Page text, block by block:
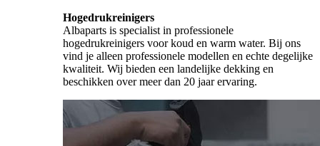
Hogedrukreinigers
Albaparts is specialist in professionele
hogedrukreinigers voor koud en warm water. Bij ons
vind je alleen professionele modellen en echte degelijke
kwaliteit. Wij bieden een landelijke dekking en
beschikken over meer dan 20 jaar ervaring.